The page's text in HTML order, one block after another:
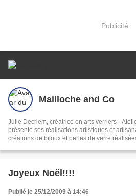
Publicité
Mailloche and Co
Julie Decriem, créatrice en arts verriers -
présente ses réalisations artistiques et
créations de bijoux et perles de verre
Joyeux Noël!!!!
Publié le 25/12/2009 à 14:46